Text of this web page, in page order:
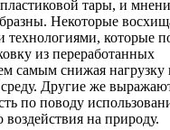
тары, и
Некоторые
технологиями, которые
из переработанных
самым снижая нагрузку
Другие же
по поводу
воздействия на природу.